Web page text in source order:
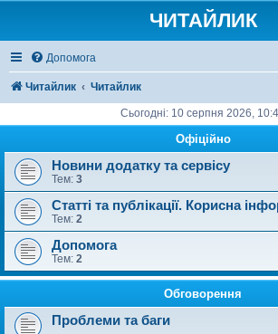
ЧИТАЙЛИК
Допомога
Читайлик Читайлик
Сьогодні: 10 серпня 2026,
Офіційно
Новини додатку та сервісу
Тем: 3
Статті та публікації. Корисна
Тем: 2
Допомога
Тем: 2
Обговорення
Проблеми та баги